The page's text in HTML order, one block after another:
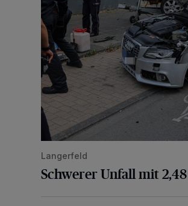
Langerfeld
Schwerer Unfall mit